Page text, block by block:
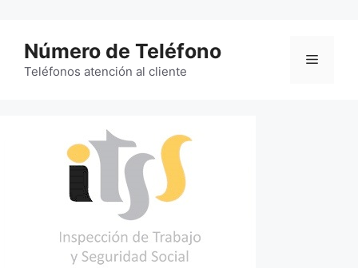
contenido
Número de Teléfono
Teléfonos atención al cliente
Menú